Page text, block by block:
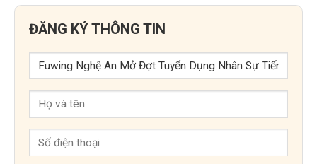
ĐĂNG KÝ THÔNG TIN